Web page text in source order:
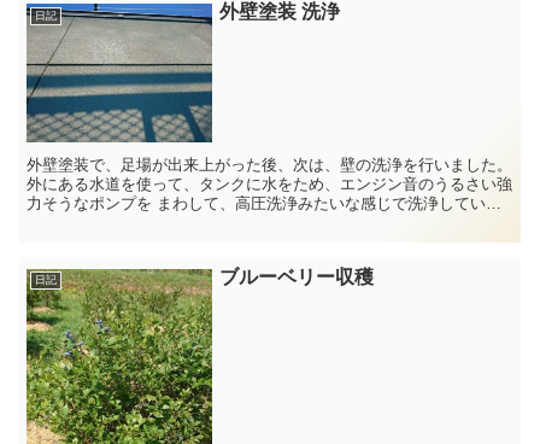
日記 外壁塗装 洗浄
外壁塗装で、足場が出来上がった後、次は、壁の洗浄を行いました。
外にある水道を使って、タンクに水をため、エンジン音のうるさい強
力そうなポンプを まわして、高圧洗浄みたいな感じで洗浄していま
日記 ブルーベリー収穫